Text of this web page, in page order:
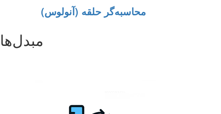
محاسبه‌گر حلقه (آنولوس)
مبدل‌ها